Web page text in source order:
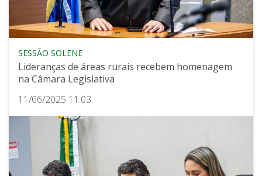
SESSÃO SOLENE
Lideranças de áreas rurais recebem homenagem
na Câmara Legislativa
11/06/2025 11:03